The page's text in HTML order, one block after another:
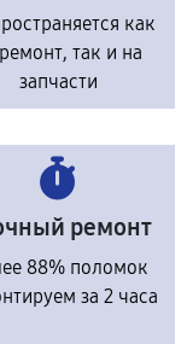
как
так и на
запчасти
ремонт
88% поломок
за 2 часа